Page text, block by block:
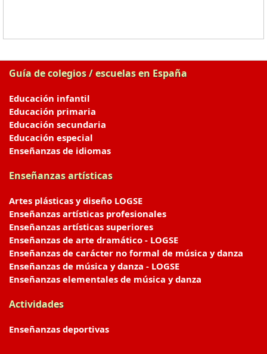
Guía de colegios / escuelas en España
Educación infantil
Educación primaria
Educación secundaria
Educación especial
Enseñanzas de idiomas
Enseñanzas artísticas
Artes plásticas y diseño LOGSE
Enseñanzas artísticas profesionales
Enseñanzas artísticas superiores
Enseñanzas de arte dramático - LOGSE
Enseñanzas de carácter no formal de música y danza
Enseñanzas de música y danza - LOGSE
Enseñanzas elementales de música y danza
Actividades
Enseñanzas deportivas